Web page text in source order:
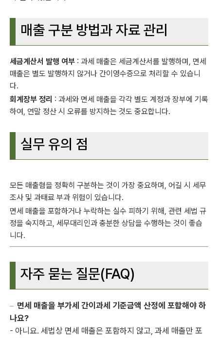
매출 구분 방법과 자료 관리
세금계산서 발행 여부 : 과세 매출은 세금계산서를 발행하며, 면세
매출은 별도 발행하지 않거나 간이영수증으로 처리할 수 있습니
다.
회계장부 정리 : 과세와 면세 매출을 각각 별도 계정과 장부에 기록
하여, 연말 정산 시 오류를 방지하는 것도 중요합니다.
실무 유의 점
모든 매출혐을 정확히 구분하는 것이 가장 중요하며, 어길 시 세무
조사 및 과태료 부과 위험이 있습니다.
면세 매출을 포함하거나 누락하는 실수 피하기 위해, 관련 세법 규
정을 숙지하고, 세무대리인과 충분한 상담을 수행하는 것이 좋습
니다.
자주 묻는 질문(FAQ)
면세 매출을 부가세 간이과세 기준금액 산정에 포함해야 하
나요?
- 아니요. 세법상 면세 매출은 포함하지 않고, 과세 매출만 포